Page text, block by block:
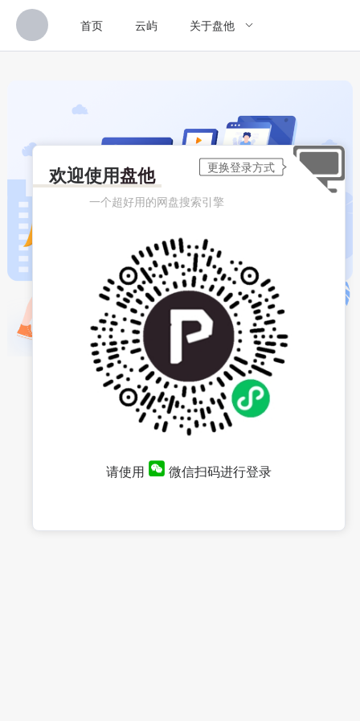
首页 云屿 关于盘他
欢迎使用盘他
一个超好用的网盘搜索引擎
请使用 微信扫码进行登录